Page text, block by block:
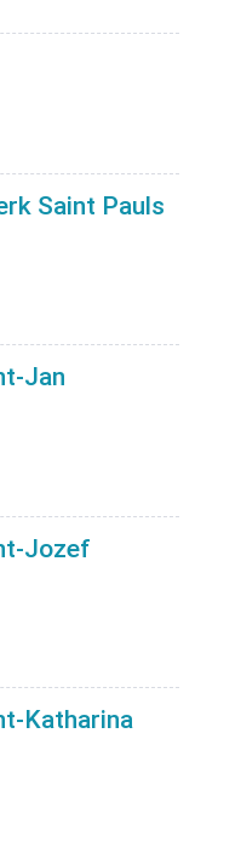
Saint Pauls
Jan
Jozef
Katharina